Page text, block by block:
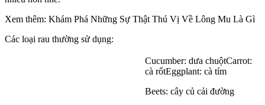
Xem thêm: Khám Phá Những Sự Thật Thú Vị Về Lông Mu Là Gì
Các loại rau thường sử dụng:
Cucumber: dưa chuộtCarrot:
cà rốtEggplant: cà tím
Beets: cây củ cải đường